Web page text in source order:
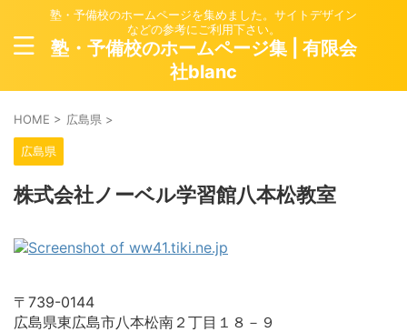
塾・予備校のホームページを集めました。サイトデザイン
などの参考にご利用下さい。
塾・予備校のホームページ集 | 有限会
社blanc
HOME > 広島県 >
広島県
株式会社ノーベル学習館八本松教室
〒739-0144
広島県東広島市八本松南２丁目１８－９